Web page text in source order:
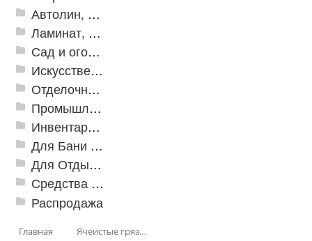
Автолин, Транслин, Линолеум
Ламинат, Кварцвиниловая плитка SPC
Сад и огород
Искусственная трава
Отделочные профили
Промышленный текстиль
Инвентарь для клининга
Для Бани и Сауны
Для Отдыха и Пикника
Средства от насекомых и садовых вредителей
Распродажа
Главная Ячеистые грязезащитные покрытия